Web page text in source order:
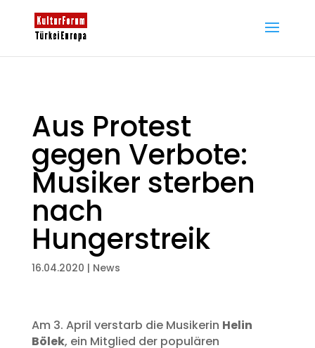
Aus Protest
gegen Verbote:
Musiker sterben
nach
Hungerstreik
16.04.2020 | News
Am 3. April verstarb die Musikerin Helin
Bölek, ein Mitglied der populären